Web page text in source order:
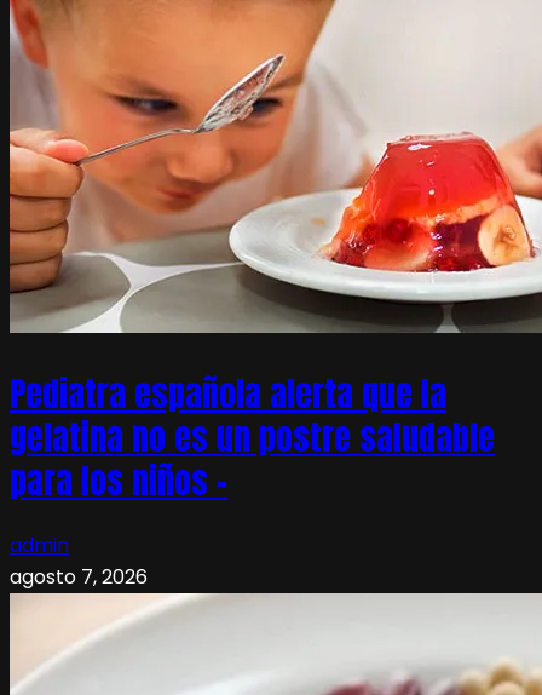
Pediatra española alerta que la
gelatina no es un postre saludable
para los niños –
admin
agosto 7, 2026